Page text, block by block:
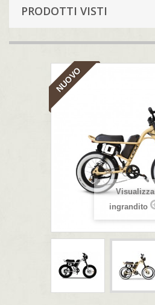
PRODOTTI VISTI
NUOVO
Visualizza
ingrandito